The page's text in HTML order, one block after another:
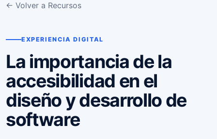
← Volver a Recursos
EXPERIENCIA DIGITAL
La importancia de la
accesibilidad en el
diseño y desarrollo de
software